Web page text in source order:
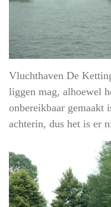
Vluchthaven De
liggen mag, alhoewel
onbereikbaar gemaakt
achterin, dus het is er